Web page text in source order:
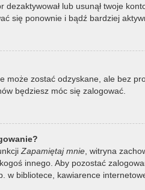
lub usunął twoje
się ponownie i bądź bardziej
może zostać odzyskane, ale bez
będziesz móc się zalogować.
Zapamiętaj mnie, witryna
innego. Aby pozostać
bibliotece, kawiarence